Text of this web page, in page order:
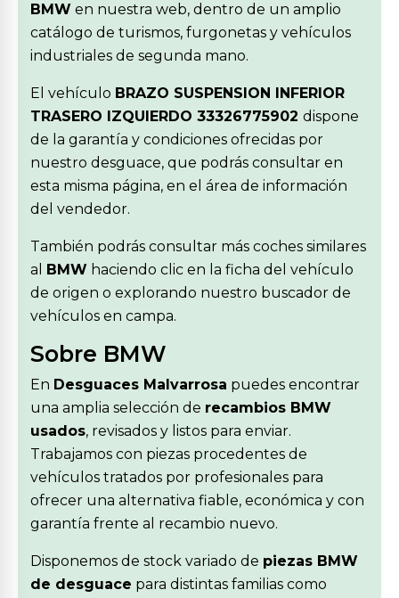
BMW en nuestra web, dentro de un amplio
catálogo de turismos, furgonetas y vehículos
industriales de segunda mano.
El vehículo BRAZO SUSPENSION INFERIOR
TRASERO IZQUIERDO 33326775902 dispone
de la garantía y condiciones ofrecidas por
nuestro desguace, que podrás consultar en
esta misma página, en el área de información
del vendedor.
También podrás consultar más coches similares
al BMW haciendo clic en la ficha del vehículo
de origen o explorando nuestro buscador de
vehículos en campa.
Sobre BMW
En Desguaces Malvarrosa puedes encontrar
una amplia selección de recambios BMW
usados, revisados y listos para enviar.
Trabajamos con piezas procedentes de
vehículos tratados por profesionales para
ofrecer una alternativa fiable, económica y con
garantía frente al recambio nuevo.
Disponemos de stock variado de piezas BMW
de desguace para distintas familias como